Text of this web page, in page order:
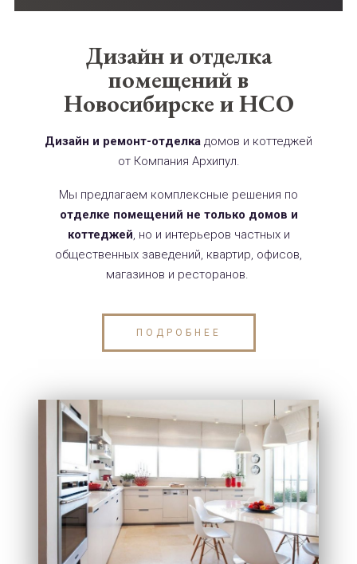
Дизайн и отделка
помещений в
Новосибирске и НСО
Дизайн и ремонт-отделка домов и коттеджей
от Компания Архипул.
Мы предлагаем комплексные решения по
отделке помещений не только домов и
коттеджей, но и интерьеров частных и
общественных заведений, квартир, офисов,
магазинов и ресторанов.
ПОДРОБНЕЕ